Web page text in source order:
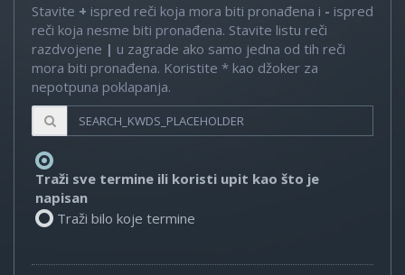
Stavite + ispred reči koja mora biti pronađena i - ispred
reči koja nesme biti pronađena. Stavite listu reči
razdvojene | u zagrade ako samo jedna od tih reči
mora biti pronađena. Koristite * kao džoker za
nepotpuna poklapanja.
Traži sve termine ili koristi upit kao što je
napisan
Traži bilo koje termine